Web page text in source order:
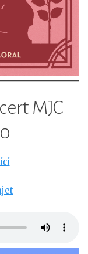
MJC
ici